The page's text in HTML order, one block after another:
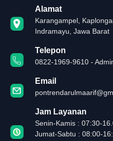
Alamat
Karangampel,
Indramayu, Jawa Barat
Telepon
0822-1969-9610 -
Email
Jam Layanan
Senin-Kamis : 07:30-
Jumat-Sabtu : 08:00-